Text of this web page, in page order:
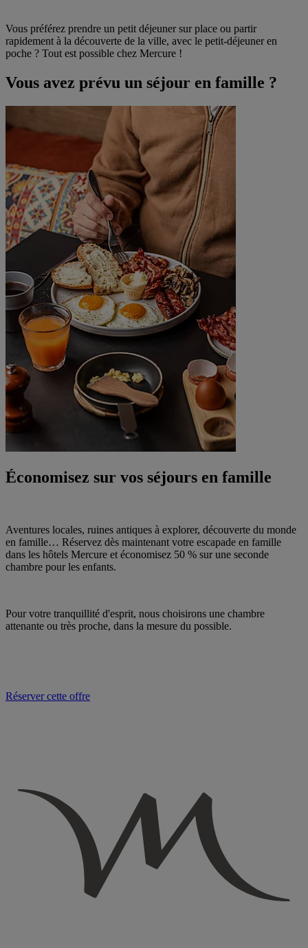
Vous préférez prendre un petit déjeuner sur place ou partir
rapidement à la découverte de la ville, avec le petit-déjeuner en
poche ? Tout est possible chez Mercure !
Vous avez prévu un séjour en famille ?
Économisez sur vos séjours en famille
Aventures locales, ruines antiques à explorer, découverte du monde
en famille… Réservez dès maintenant votre escapade en famille
dans les hôtels Mercure et économisez 50 % sur une seconde
chambre pour les enfants.
Pour votre tranquillité d'esprit, nous choisirons une chambre
attenante ou très proche, dans la mesure du possible.
Réserver cette offre